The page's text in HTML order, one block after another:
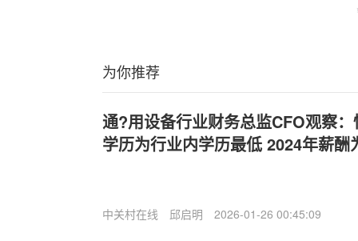
为你推荐
通?用设备行业财务总监CFO观察
学历为行业内学历最低 2024年薪酬
中关村在线 邱启明 2026-01-26 00:45:09